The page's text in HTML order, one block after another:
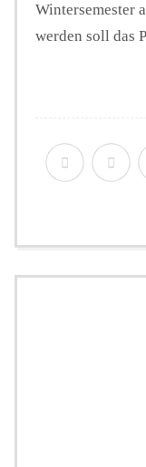
Wintersemester
werden soll das